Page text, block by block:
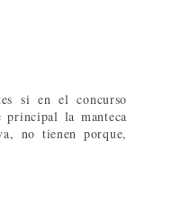
si en el concurso
principal la manteca
no tienen porque,